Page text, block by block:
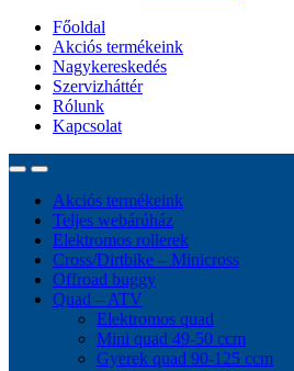
Főoldal
Akciós termékeink
Nagykereskedés
Szervizháttér
Rólunk
Kapcsolat
Akciós termékeink
Teljes webárúház
Elektromos rollerek
Cross/Dirtbike – Minicross
Offroad buggy
Quad – ATV
Elektromos quad
Mini quad 49-50 ccm
Gyerek quad 90-125 ccm